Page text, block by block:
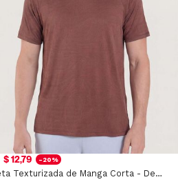
$ 12,79 -20%
Camiseta Texturizada de Manga Corta - Deportivo